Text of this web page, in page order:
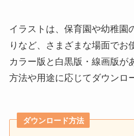
イラストは、保育園や幼稚園
りなど、さまざまな場面でお
カラー版と白黒版・線画版が
方法や用途に応じてダウンロ
ダウンロード方法